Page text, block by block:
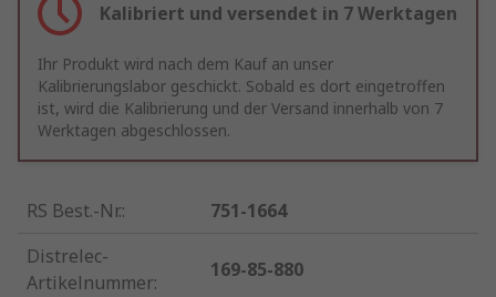
Kalibriert und versendet in 7 Werktagen
Ihr Produkt wird nach dem Kauf an unser
Kalibrierungslabor geschickt. Sobald es dort eingetroffen
ist, wird die Kalibrierung und der Versand innerhalb von 7
Werktagen abgeschlossen.
RS Best.-Nr.:
751-1664
Distrelec-
Artikelnummer:
169-85-880